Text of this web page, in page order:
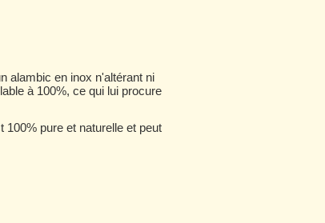
alambic en inox n'altérant ni
à 100%, ce qui lui procure
pure et naturelle et peut